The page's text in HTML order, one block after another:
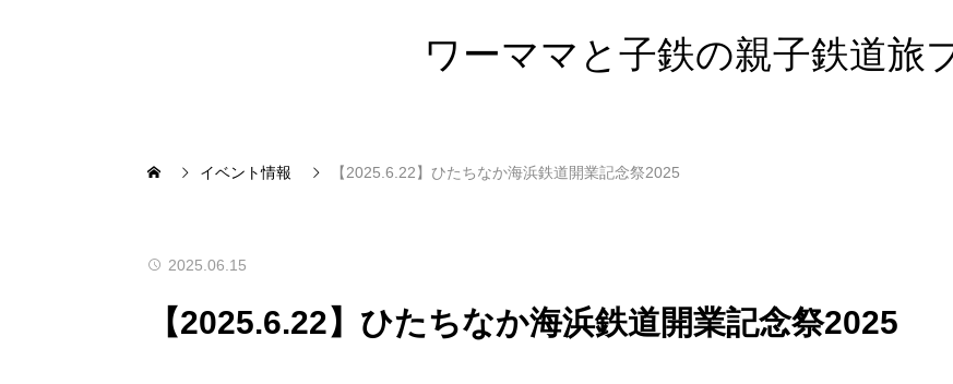
ワーママと子鉄の親子鉄道旅
イベント情報 【2025.6.22】ひたちなか海浜鉄道開業記念祭2025
2025.06.15
【2025.6.22】ひたちなか海浜鉄道開業記念祭2025